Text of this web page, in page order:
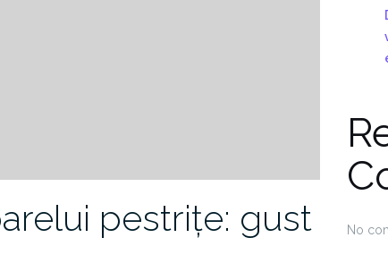
pestrițe: gust
No